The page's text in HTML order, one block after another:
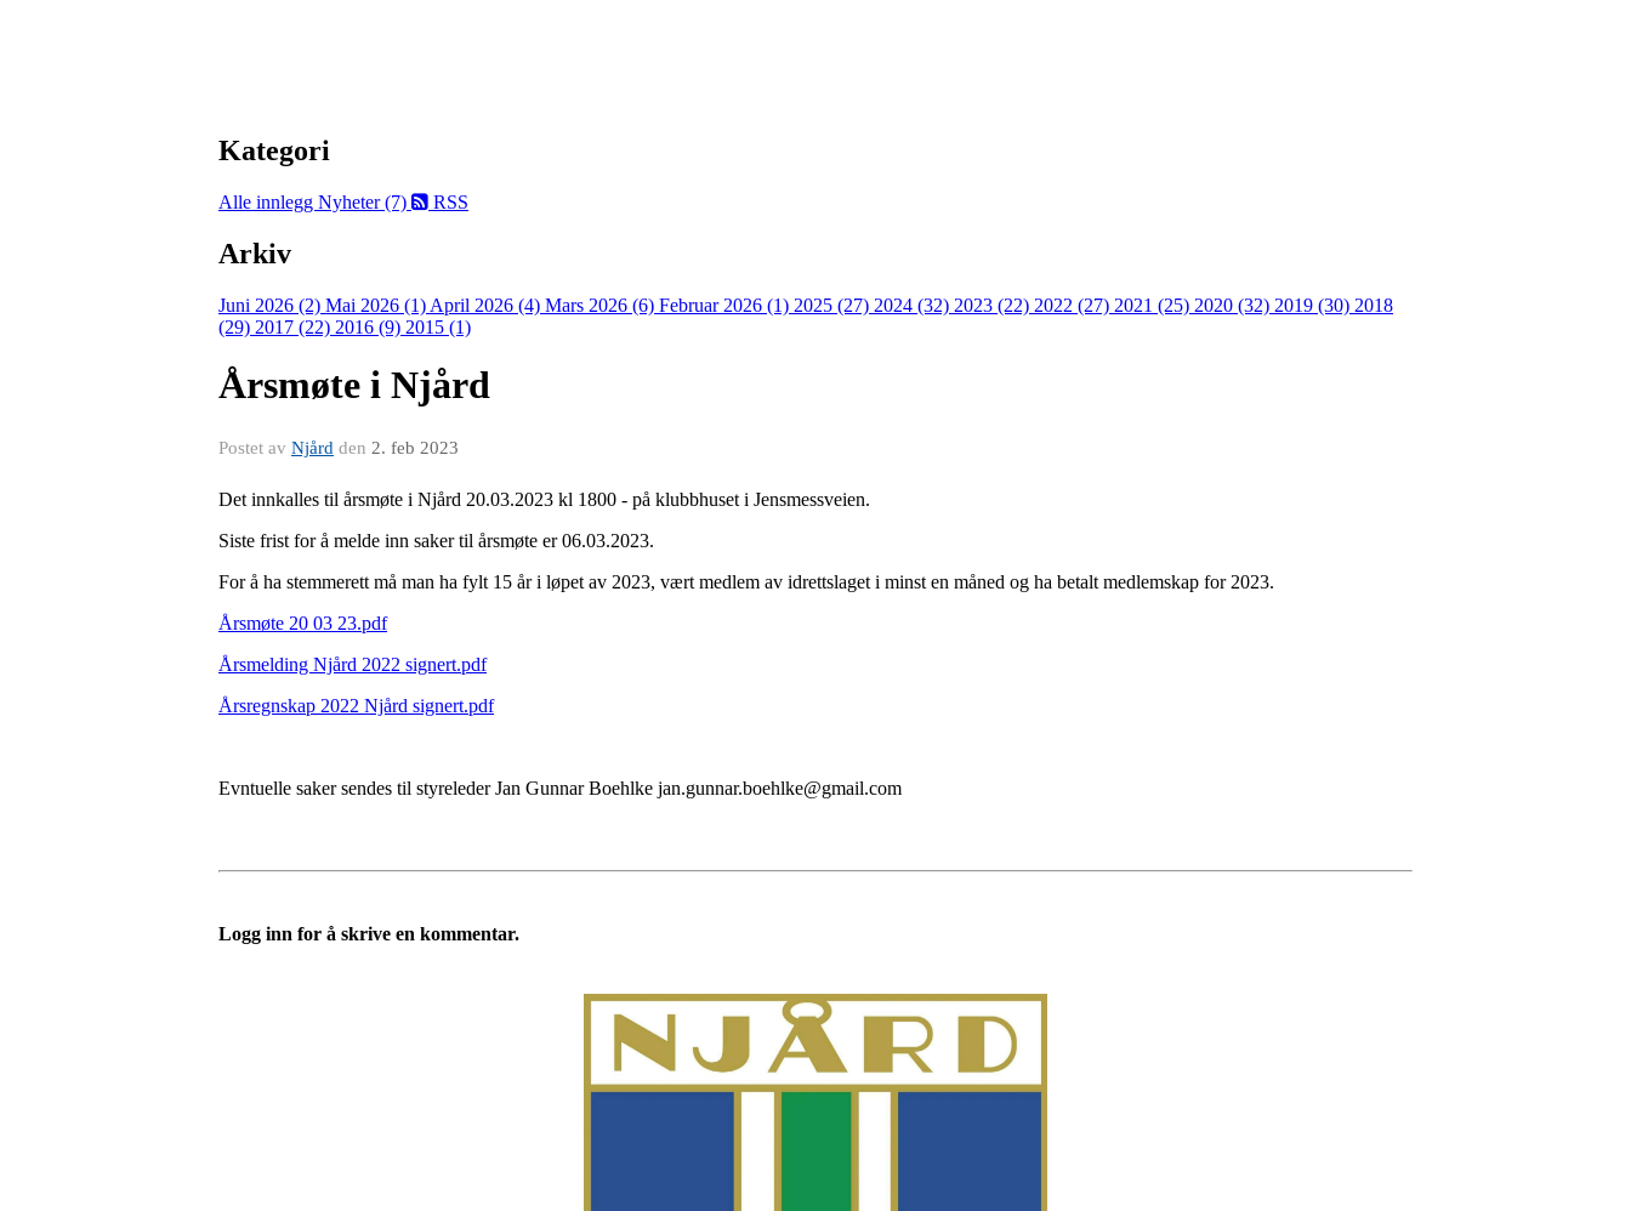
Kategori
Alle innlegg Nyheter (7) RSS
Arkiv
Juni 2026 (2) Mai 2026 (1) April 2026 (4) Mars 2026 (6) Februar 2026 (1) 2025 (27) 2024 (32) 2023 (22) 2022 (27) 2021 (25) 2020 (32) 2019 (30) 2018
(29) 2017 (22) 2016 (9) 2015 (1)
Årsmøte i Njård
Postet av Njård den 2. feb 2023
Det innkalles til årsmøte i Njård 20.03.2023 kl 1800 - på klubbhuset i Jensmessveien.
Siste frist for å melde inn saker til årsmøte er 06.03.2023.
For å ha stemmerett må man ha fylt 15 år i løpet av 2023, vært medlem av idrettslaget i minst en måned og ha betalt medlemskap for 2023.
Årsmøte 20 03 23.pdf
Årsmelding Njård 2022 signert.pdf
Årsregnskap 2022 Njård signert.pdf
Evntuelle saker sendes til styreleder Jan Gunnar Boehlke jan.gunnar.boehlke@gmail.com
Logg inn for å skrive en kommentar.